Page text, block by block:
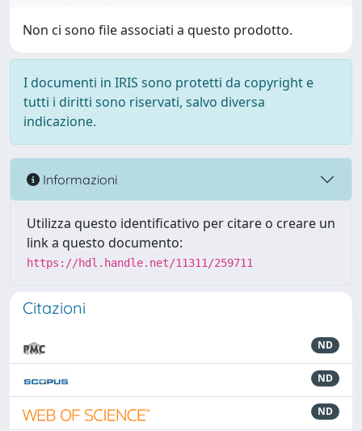
Non ci sono file associati a questo prodotto.
I documenti in IRIS sono protetti da copyright e
tutti i diritti sono riservati, salvo diversa
indicazione.
Informazioni
Utilizza questo identificativo per citare o creare un
link a questo documento:
https://hdl.handle.net/11311/259711
Citazioni
ND
ND
ND